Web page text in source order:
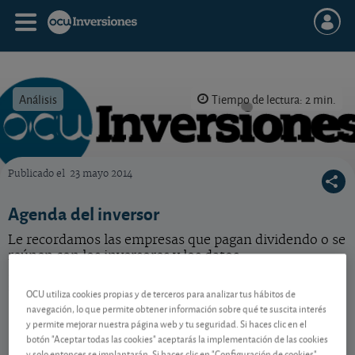
Análisis Tiempo de lectura: 2 min.
Publicado el 23 mayo 2014
Agenda del inversor
Le recordamos las empresas que pagan dividendo o se
reúnen con los inversores y los datos
semana.
Contenido reservado a SOCIOS
OCU utiliza cookies propias y de terceros para analizar tus hábitos de
navegación, lo que permite obtener información sobre qué te suscita interés
y permite mejorar nuestra página web y tu seguridad. Si haces clic en el
botón "Aceptar todas las cookies" aceptarás la implementación de las cookies